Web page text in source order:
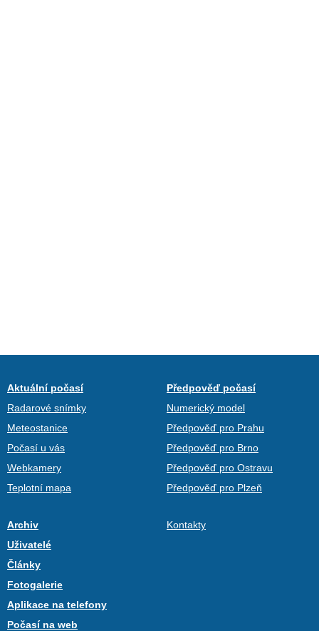
Aktuální počasí
Radarové snímky
Meteostanice
Počasí u vás
Webkamery
Teplotní mapa
Předpověď počasí
Numerický model
Předpověď pro Prahu
Předpověď pro Brno
Předpověď pro Ostravu
Předpověď pro Plzeň
Archiv
Uživatelé
Články
Fotogalerie
Aplikace na telefony
Počasí na web
Kontakty